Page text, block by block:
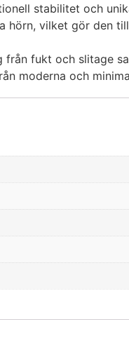
stabilitet och
hörn, vilket gör den
fukt och slitage
moderna och